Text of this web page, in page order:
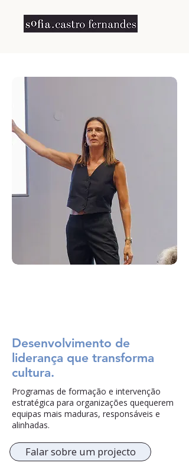
Desenvolvimento de
liderança que transforma
cultura.
Programas de formação e intervenção
estratégica para organizações quequerem
equipas mais maduras, responsáveis e
alinhadas.
Falar sobre um projecto